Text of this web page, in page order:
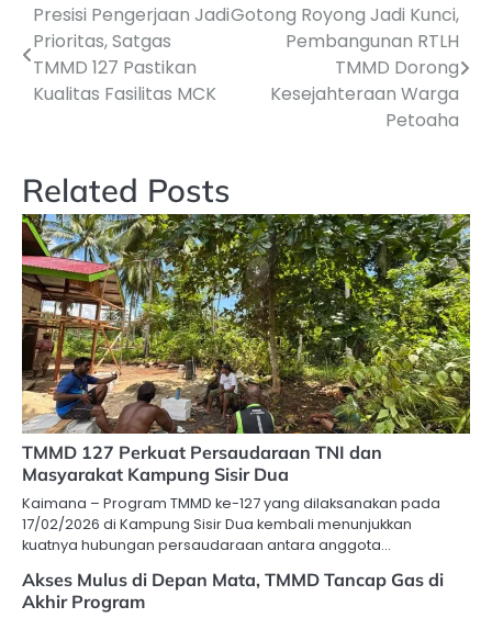
Navigasi
pos
Presisi Pengerjaan Jadi
Prioritas, Satgas
TMMD 127 Pastikan
Kualitas Fasilitas MCK
Gotong Royong Jadi Kunci,
Pembangunan RTLH
TMMD Dorong
Kesejahteraan Warga
Petoaha
Related Posts
TMMD 127 Perkuat Persaudaraan TNI dan
Masyarakat Kampung Sisir Dua
Kaimana – Program TMMD ke-127 yang dilaksanakan pada
17/02/2026 di Kampung Sisir Dua kembali menunjukkan
kuatnya hubungan persaudaraan antara anggota…
Akses Mulus di Depan Mata, TMMD Tancap Gas di
Akhir Program